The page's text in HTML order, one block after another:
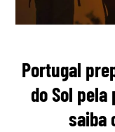
Portugal
do Sol pela
saiba